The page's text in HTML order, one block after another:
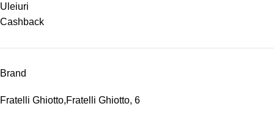
Uleiuri
Cashback
Brand
Fratelli Ghiotto,Fratelli Ghiotto, 6